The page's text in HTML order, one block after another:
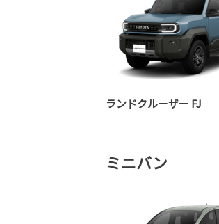
ランドクルーザー FJ
ミニバン